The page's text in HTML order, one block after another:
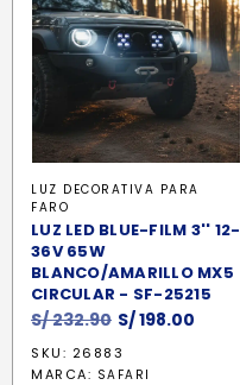
LUZ DECORATIVA PARA
FARO
LUZ LED BLUE-FILM 3'' 12-
36V 65W
BLANCO/AMARILLO MX5
CIRCULAR - SF-25215
S/232.90 El
precio
original
S/198.00
SKU: 26883
MARCA: SAFARI